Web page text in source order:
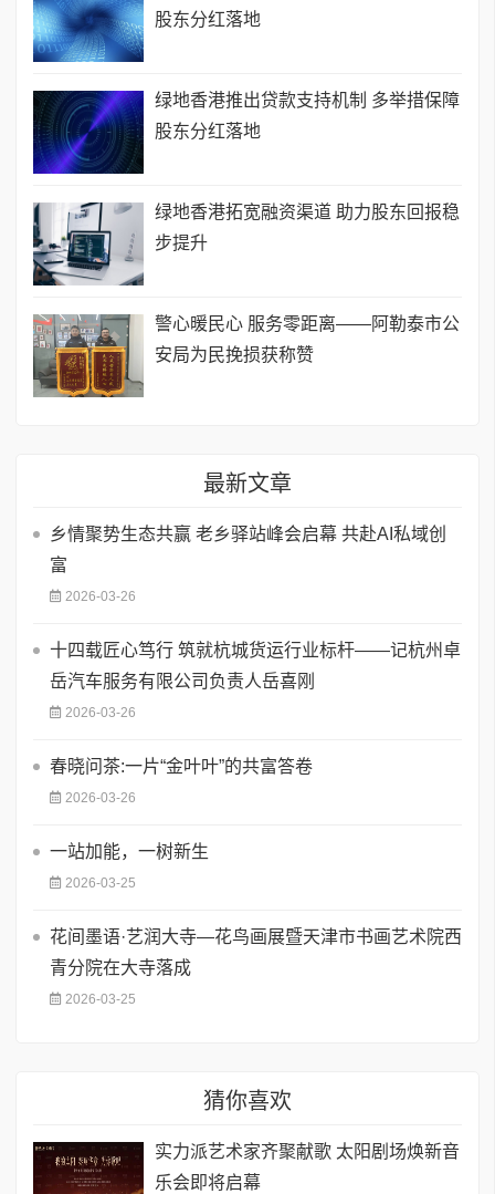
股东分红落地
绿地香港推出贷款支持机制 多举措保障
股东分红落地
绿地香港拓宽融资渠道 助力股东回报稳
步提升
​警心暖民心 服务零距离——阿勒泰市公
安局为民挽损获称赞
最新文章
乡情聚势生态共赢 老乡驿站峰会启幕 共赴AI私域创
富
2026-03-26
十四载匠心笃行 筑就杭城货运行业标杆——记杭州卓
岳汽车服务有限公司负责人岳喜刚
2026-03-26
春晓问茶:一片“金叶叶”的共富答卷
2026-03-26
一站加能，一树新生
2026-03-25
花间墨语·艺润大寺—花鸟画展暨天津市书画艺术院西
青分院在大寺落成
2026-03-25
猜你喜欢
实力派艺术家齐聚献歌 太阳剧场焕新音
乐会即将启幕